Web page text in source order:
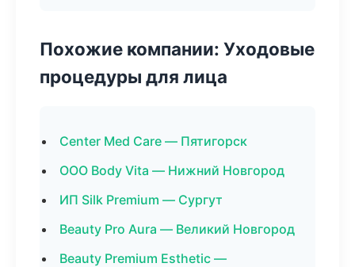
Похожие компании: Уходовые
процедуры для лица
Center Med Care — Пятигорск
ООО Body Vita — Нижний Новгород
ИП Silk Premium — Сургут
Beauty Pro Aura — Великий Новгород
Beauty Premium Esthetic —